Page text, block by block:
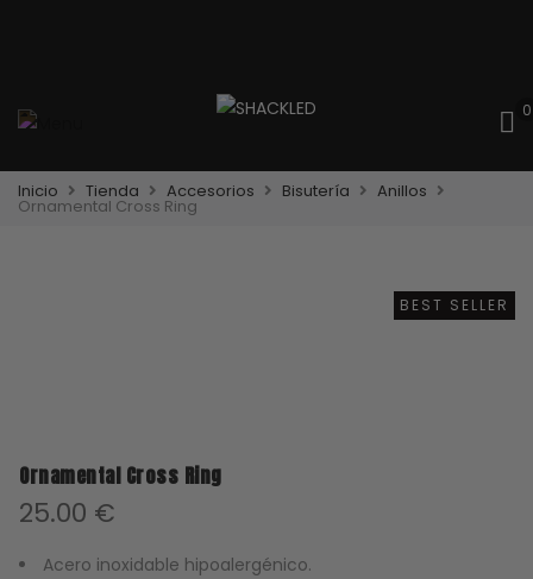
0
Inicio Tienda Accesorios Bisutería Anillos
Ornamental Cross Ring
BEST SELLER
Ornamental Cross Ring
25.00 €
Acero inoxidable hipoalergénico.